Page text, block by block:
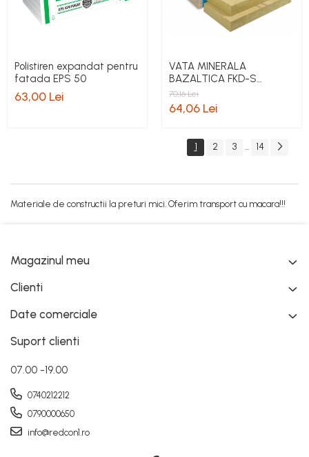
Polistiren expandat pentru
fatada EPS 50
63,00 Lei
VATA MINERALA
BAZALTICA FKD-S
THERMAL - KNAUF
INSULATION, grosime 100
mm
70,16 Lei
64,06 Lei
1 2 3 ... 14
Materiale de constructii la preturi mici. Oferim transport cu macara!!!
Magazinul meu
Clienti
Date comerciale
Suport clienti
07.00 -19.00
0740212212
0790000650
info@redcon1.ro